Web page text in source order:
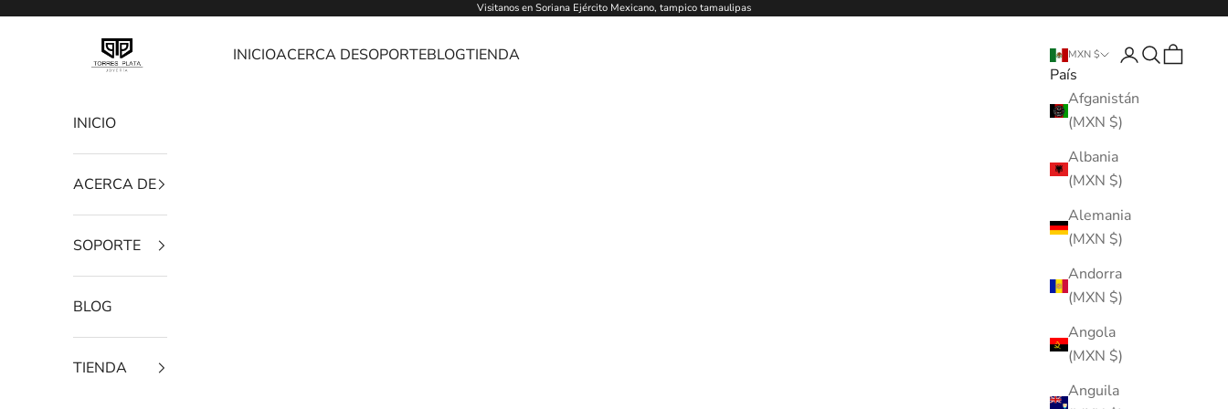
Visitanos en Soriana Ejército Mexicano, tampico tamaulipas
Joyería Torres Plata INICIOACERCA DESOPORTEBLOGTIENDA MXN $
País
Afganistán
(MXN $)
Albania
(MXN $)
Alemania
(MXN $)
Andorra
(MXN $)
Angola
(MXN $)
Anguila
Abrir página de
AbrirAbrir
INICIO
ACERCA DE
SOPORTE
BLOG
TIENDA